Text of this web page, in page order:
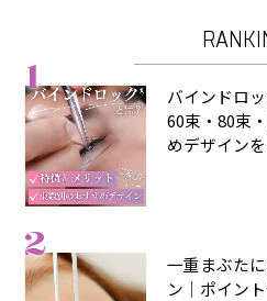
1
バインドロ
60束・80束
めデザイン
2
一重まぶた
ン｜ポイン